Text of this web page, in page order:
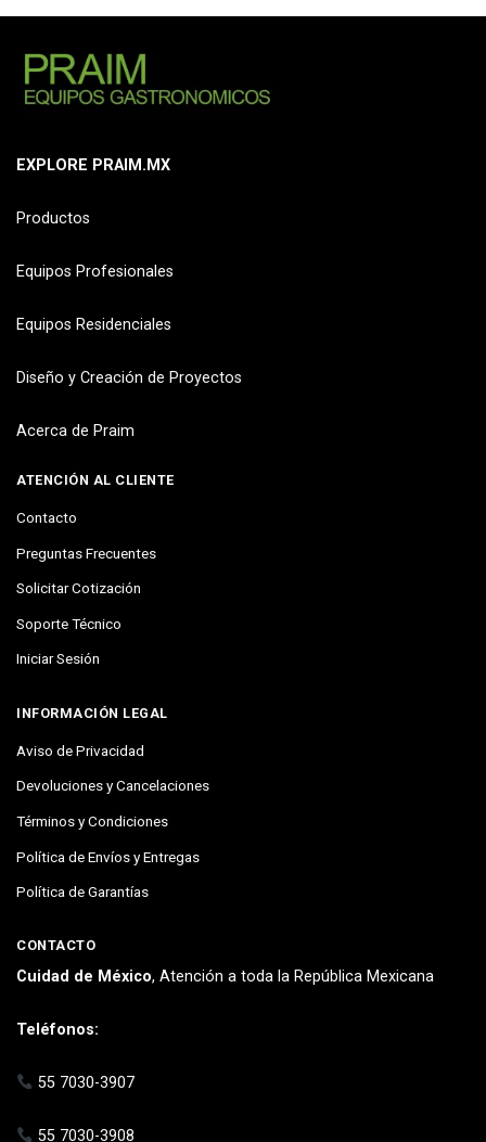
EXPLORE PRAIM.MX
Productos
Equipos Profesionales
Equipos Residenciales
Diseño y Creación de Proyectos
Acerca de Praim
ATENCIÓN AL CLIENTE
Contacto
Preguntas Frecuentes
Solicitar Cotización
Soporte Técnico
Iniciar Sesión
INFORMACIÓN LEGAL
Aviso de Privacidad
Devoluciones y Cancelaciones
Términos y Condiciones
Política de Envíos y Entregas
Política de Garantías
CONTACTO
Cuidad de México, Atención a toda la República Mexicana
Teléfonos:
55 7030-3907
55 7030-3908